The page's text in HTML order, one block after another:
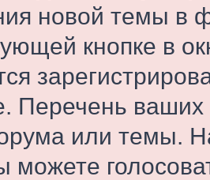
новой темы в
кнопке в
Перечень ваших
или темы.